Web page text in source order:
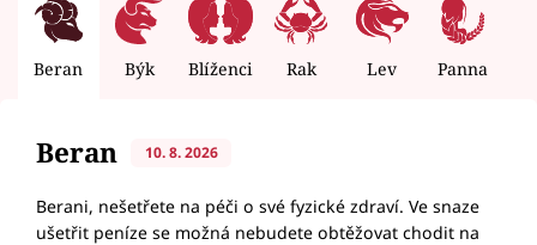
Beran Býk Blíženci Rak Lev Panna
Beran 10. 8. 2026
Berani, nešetřete na péči o své fyzické zdraví. Ve snaze
ušetřit peníze se možná nebudete obtěžovat chodit na